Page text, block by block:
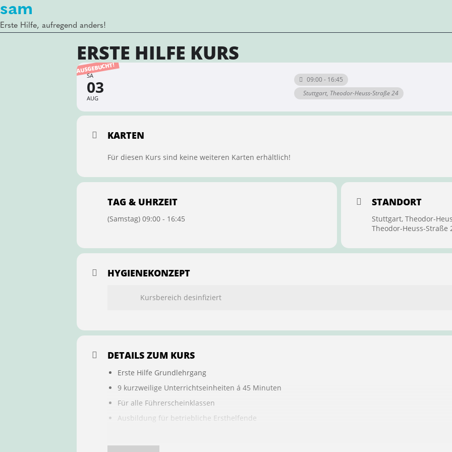
sam
Erste Hilfe, aufregend anders!
ERSTE HILFE KURS
AUSGEBUCHT!
SA
03
AUG
09:00 - 16:45
Stuttgart, Theodor-Heuss-Straße 24
KARTEN
Für diesen Kurs sind keine weiteren Karten erhältlich!
TAG & UHRZEIT
(Samstag) 09:00 - 16:45
STANDORT
Stuttgart, Theodor-
Theodor-Heuss-Straße
HYGIENEKONZEPT
Kursbereich desinfiziert
DETAILS ZUM KURS
Erste Hilfe Grundlehrgang
9 kurzweilige Unterrichtseinheiten á 45 Minuten
Für alle Führerscheinklassen
Ausbildung für betriebliche Ersthelfende